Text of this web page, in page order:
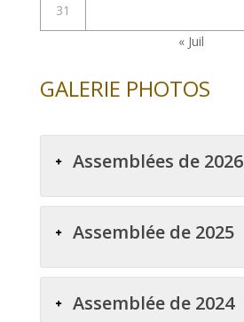
31
« Juil
GALERIE PHOTOS
Assemblées de 2026
Assemblée de 2025
Assemblée de 2024